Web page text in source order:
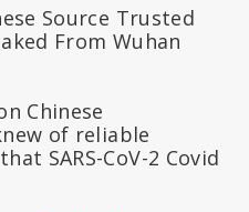
Source Trusted
From Wuhan
Chinese
of reliable
SARS-CoV-2 Covid